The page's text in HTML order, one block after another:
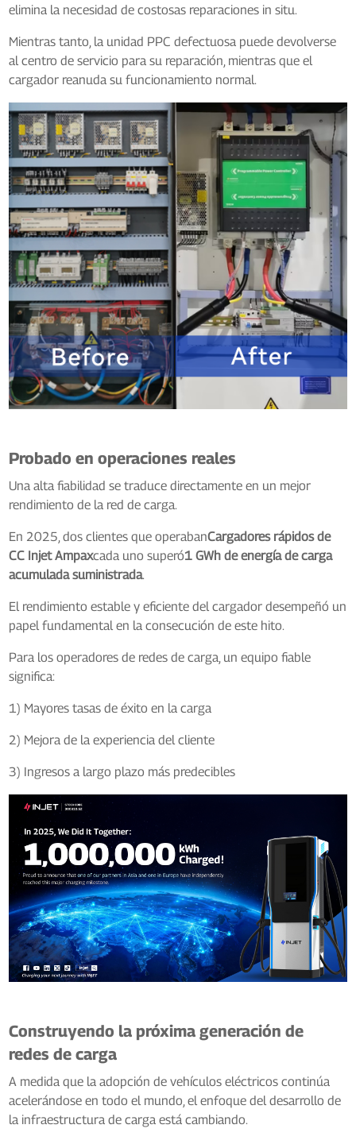
elimina la necesidad de costosas reparaciones in situ.
Mientras tanto, la unidad PPC defectuosa puede devolverse
al centro de servicio para su reparación, mientras que el
cargador reanuda su funcionamiento normal.
Probado en operaciones reales
Una alta fiabilidad se traduce directamente en un mejor
rendimiento de la red de carga.
En 2025, dos clientes que operabanCargadores rápidos de
CC Injet Ampaxcada uno superó1 GWh de energía de carga
acumulada suministrada.
El rendimiento estable y eficiente del cargador desempeñó un
papel fundamental en la consecución de este hito.
Para los operadores de redes de carga, un equipo fiable
significa:
1) Mayores tasas de éxito en la carga
2) Mejora de la experiencia del cliente
3) Ingresos a largo plazo más predecibles
Construyendo la próxima generación de
redes de carga
A medida que la adopción de vehículos eléctricos continúa
acelerándose en todo el mundo, el enfoque del desarrollo de
la infraestructura de carga está cambiando.